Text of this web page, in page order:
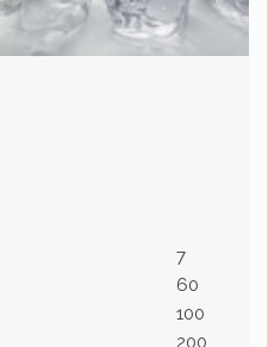
7
60
100
200